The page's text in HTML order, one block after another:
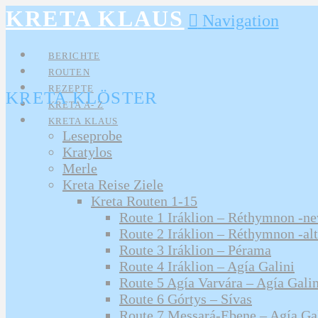
KRETA KLAUS Navigation
BERICHTE
ROUTEN
REZEPTE
KRETA A- Z
KRETA KLAUS
Leseprobe
Kratylos
Merle
Kreta Reise Ziele
Kreta Routen 1-15
Route 1 Iráklion – Réthymnon -
Route 2 Iráklion – Réthymnon -
Route 3 Iráklion – Pérama
Route 4 Iráklion – Agía Galini
Route 5 Agía Varvára – Agía
Route 6 Górtys – Sívas
KRETA KLÖSTER